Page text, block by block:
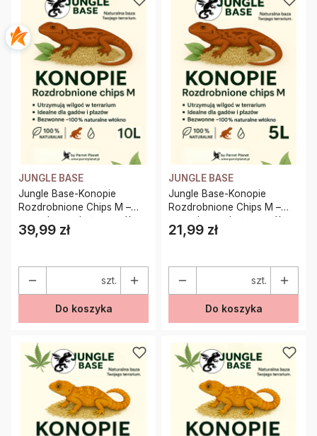
JUNGLE BASE
Jungle Base-Konopie
Rozdrobnione Chips M –
naturalne podłoże z włókna
konopnego dla gadów i
Cena
39,99 zł
szt.
Do koszyka
JUNGLE BASE
Jungle Base-Konopie
Rozdrobnione Chips M –
naturalne podłoże z włókna
konopnego dla gadów i
Cena
21,99 zł
szt.
Do koszyka